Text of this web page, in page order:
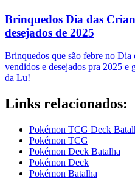
Brinquedos Dia das
desejados de 2025
Brinquedos que são febre no Dia
vendidos e desejados pra 2025 e
da Lu!
Links relacionados:
Pokémon TCG Deck
Pokémon TCG
Pokémon Deck Batalha
Pokémon Deck
Pokémon Batalha